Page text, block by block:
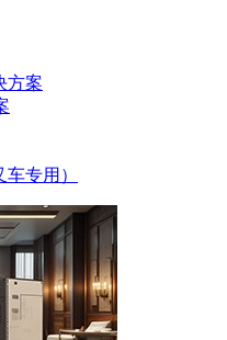
方案
专用）